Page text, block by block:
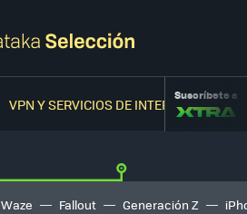
VPN Y SERVICIOS DE INTERNETSuscríbete a
Waze Fallout Generación Z